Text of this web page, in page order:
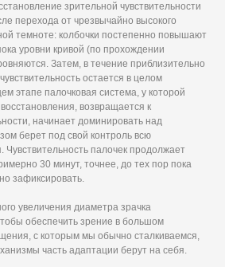
зрительной чувствительности
перехода от чрезвычайно высокого
темноте: колбочки постепенно повышают
уровни кривой (по прохождении
Затем, в течение приблизительно
остается в целом
этапе палочковая система, у которой
возвращается к
начинает доминировать над
берет под свой контроль всю
Чувствительность палочек продолжает
30 минут, точнее, до тех пор пока
зафиксировать.
увеличения диаметра зрачка
обеспечить зрение в большом
с которым мы обычно сталкиваемся,
часть адаптации берут на себя.